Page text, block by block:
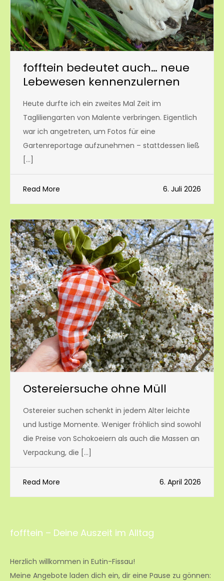
fofftein bedeutet auch… neue
Lebewesen kennenzulernen
Heute durfte ich ein zweites Mal Zeit im
Tagliliengarten von Malente verbringen. Eigentlich
war ich angetreten, um Fotos für eine
Gartenreportage aufzunehmen – stattdessen ließ
[…]
Read More 6. Juli 2026
Ostereiersuche ohne Müll
Ostereier suchen schenkt in jedem Alter leichte
und lustige Momente. Weniger fröhlich sind sowohl
die Preise von Schokoeiern als auch die Massen an
Verpackung, die […]
Read More 6. April 2026
fofftein – Deine Auszeit im Alltag
Herzlich willkommen in Eutin-Fissau!
Meine Angebote laden dich ein, dir eine Pause zu gönnen: